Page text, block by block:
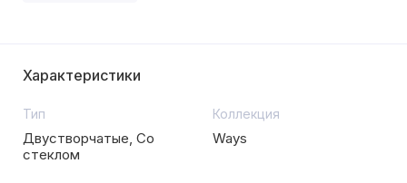
Характеристики
Тип
Двустворчатые, Со
стеклом
Коллекция
Ways